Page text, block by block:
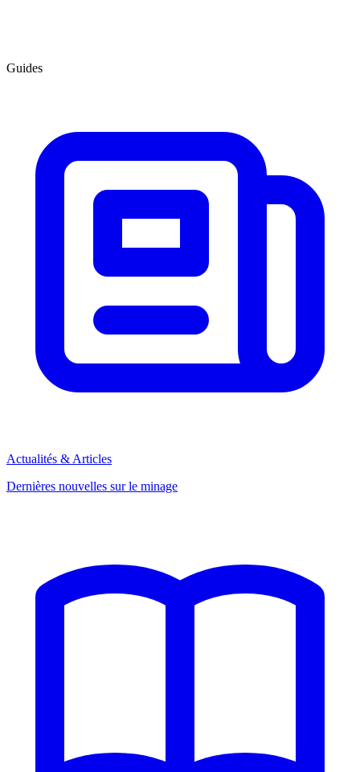
Guides
Actualités & Articles
Dernières nouvelles sur le minage